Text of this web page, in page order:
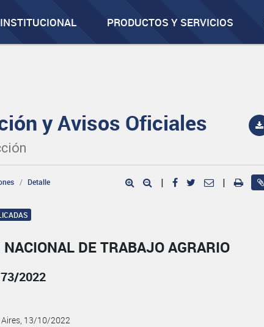
INSTITUCIONAL PRODUCTOS Y SERVICIOS
y Avisos Oficiales
Detalle | |
DE TRABAJO AGRARIO
2022
Aires, 13/10/2022